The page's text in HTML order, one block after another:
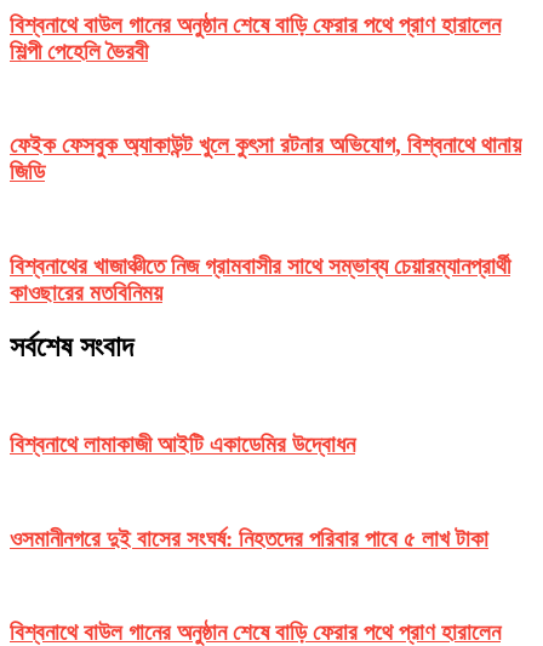
বিশ্বনাথে বাউল গানের অনুষ্ঠান শেষে বাড়ি ফেরার পথে প্রাণ হারালেন
শিল্পী পেহেলি ভৈরবী
ফেইক ফেসবুক অ্যাকাউন্ট খুলে কুৎসা রটনার অভিযোগ, বিশ্বনাথে থানায়
জিডি
বিশ্বনাথের খাজাঞ্চীতে নিজ গ্রামবাসীর সাথে সম্ভাব্য চেয়ারম্যানপ্রার্থী
কাওছারের মতবিনিময়
সর্বশেষ সংবাদ
বিশ্বনাথে লামাকাজী আইটি একাডেমির উদ্বোধন
ওসমানীনগরে দুই বাসের সংঘর্ষ: নিহতদের পরিবার পাবে ৫ লাখ টাকা
বিশ্বনাথে বাউল গানের অনুষ্ঠান শেষে বাড়ি ফেরার পথে প্রাণ হারালেন